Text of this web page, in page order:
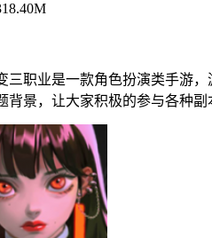
三职业是一款角色扮演类手游
背景，让大家积极的参与各种